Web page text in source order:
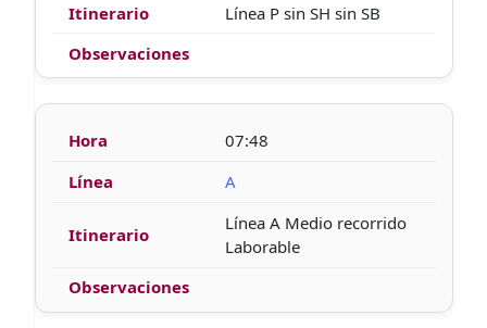
Línea P sin SH sin SB
07:48
A
Línea A Medio recorrido
Laborable